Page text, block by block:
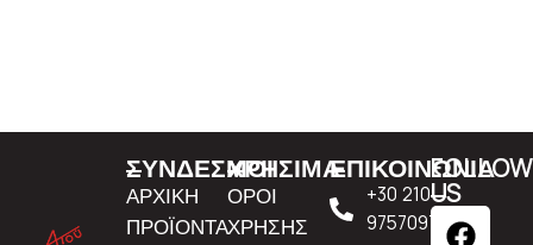
ΣΥΝΔΕΣΜΟΙ
ΑΡΧΙΚΗ
ΠΡΟΪΟΝΤΑ
ΧΡΗΣΙΜΑ
ΟΡΟΙ
ΧΡΗΣΗΣ
ΕΠΙΚΟΙΝΩΝΙΑ
+30 210
9757097
FOLLOW
US